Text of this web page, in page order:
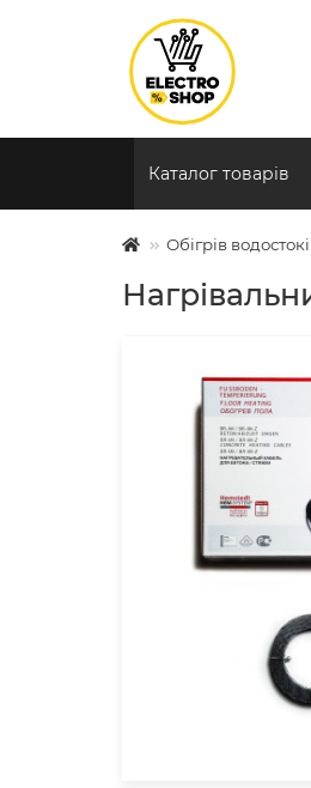
Каталог товарів
Обігрів